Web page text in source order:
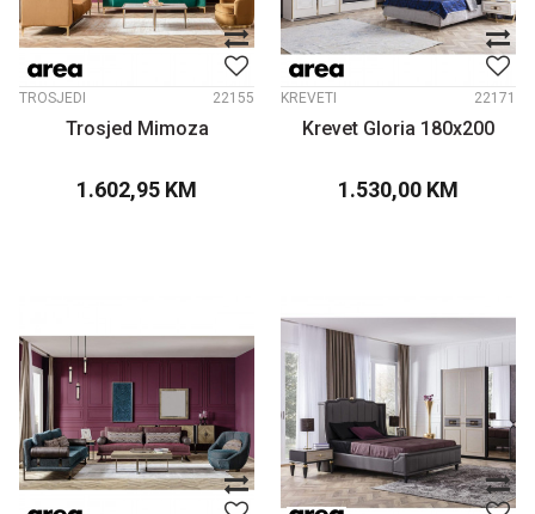
TROSJEDI 22155
Trosjed Mimoza
1.602,95 KM
KREVETI 22171
Krevet Gloria 180x200
1.530,00 KM